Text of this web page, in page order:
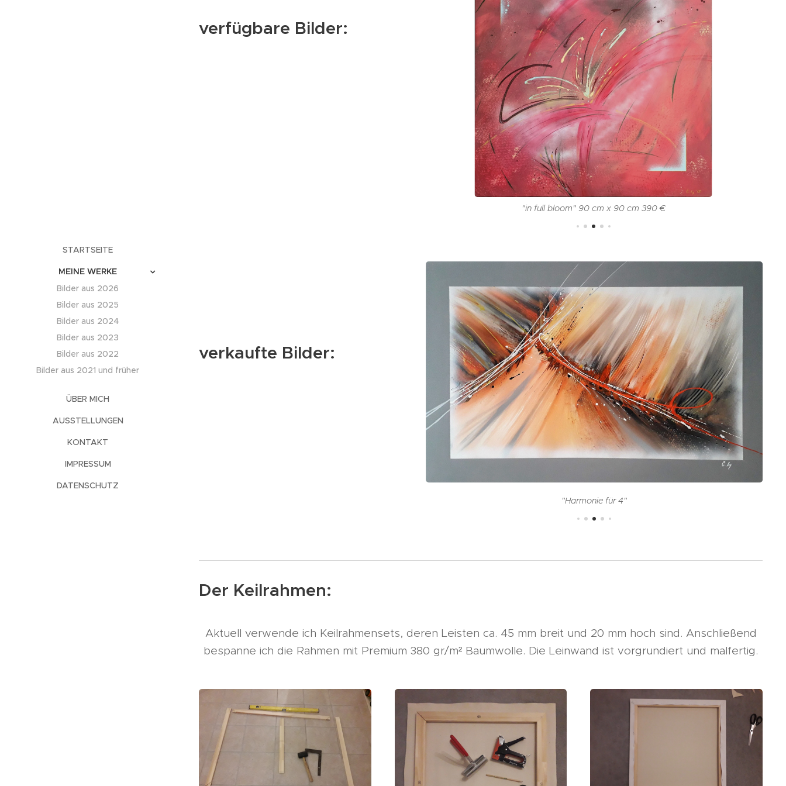
STARTSEITE
MEINE WERKE
Bilder aus 2026
Bilder aus 2025
Bilder aus 2024
Bilder aus 2023
Bilder aus 2022
Bilder aus 2021 und früher
ÜBER MICH
AUSSTELLUNGEN
KONTAKT
IMPRESSUM
DATENSCHUTZ
verfügbare Bilder:
"in full bloom" 90 cm x 90 cm 390 €
verkaufte Bilder:
"Harmonie für 4"
Der Keilrahmen:
Aktuell verwende ich Keilrahmensets, deren Leisten ca. 45 mm breit und 20 mm hoch sind. Anschließend
bespanne ich die Rahmen mit Premium 380 gr/m² Baumwolle. Die Leinwand ist vorgrundiert und malfertig.